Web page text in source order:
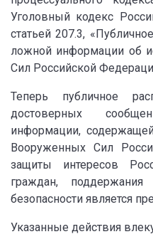
Уголовный кодекс
статьей 207.3,
ложной информации об
Сил Российской
Теперь публичное
достоверных
информации,
Вооруженных Сил
защиты интересов
граждан,
безопасности является
Указанные действия